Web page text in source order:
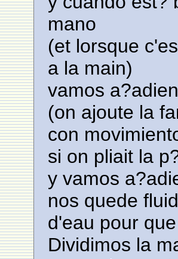
mano
(et lorsque
a la main)
vamos
(on ajoute la
con
si on pliait la
y vamos
nos quede
d'eau pour
Dividimos la